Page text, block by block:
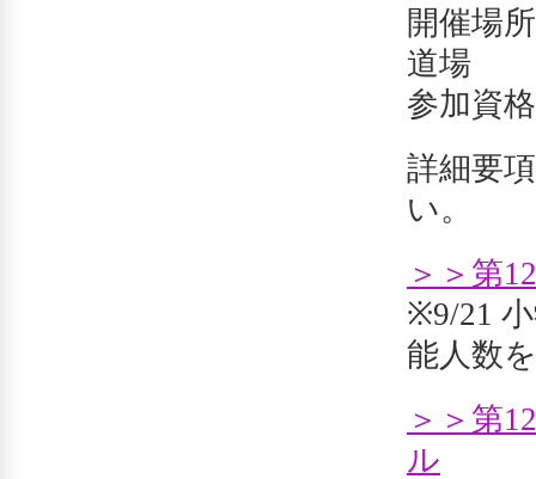
開催場
道場
参加資
詳細要
い。
＞＞第
※9/21
能人数
＞＞第
ル